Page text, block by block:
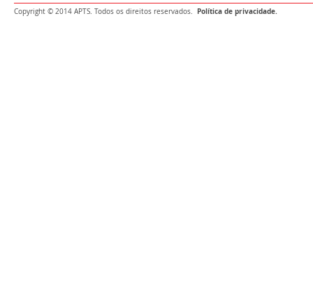
Copyright © 2014 APTS. Todos os direitos reservados. Política de privacidade.